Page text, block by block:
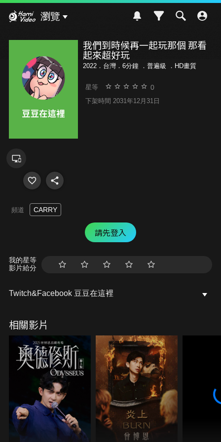
瀏覽
我們到時候再一起玩那個 那看
起來超好玩
2022．台灣．6分鐘 ． 普遍級 ．HD畫質
星等 0
下架時間 2031年12月31日
頻道 CARRY
請先登入
我的星等
影片給分
Twitch&Facebook 豆豆在這裡
相關影片